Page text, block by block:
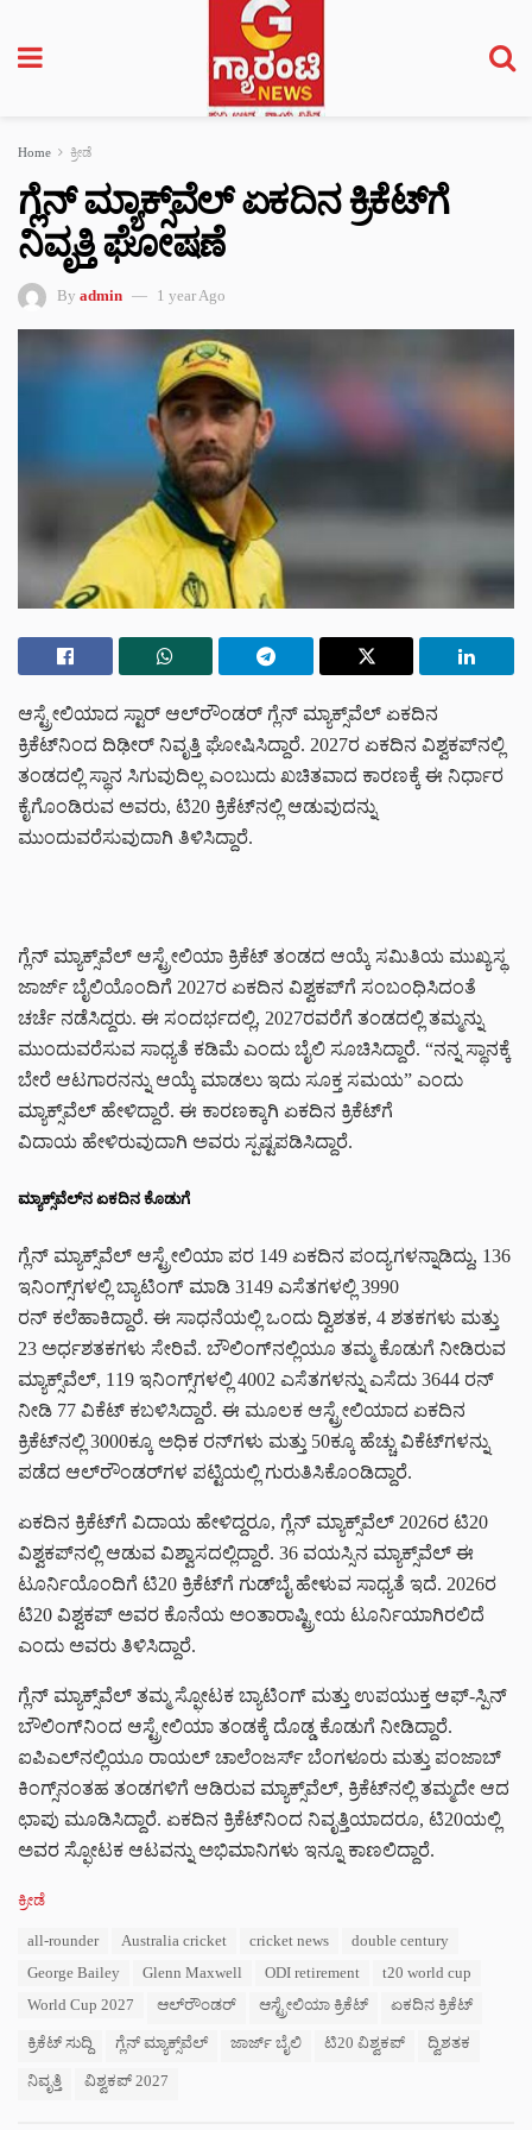
Home ಕ್ರೀಡೆ
ಗ್ಲೆನ್ ಮ್ಯಾಕ್ಸ್‌ವೆಲ್ ಏಕದಿನ ಕ್ರಿಕೆಟ್‌ಗೆ
ನಿವೃತ್ತಿ ಘೋಷಣೆ
By admin 1 year Ago
ಆಸ್ಟ್ರೇಲಿಯಾದ ಸ್ಟಾರ್ ಆಲ್‌ರೌಂಡರ್ ಗ್ಲೆನ್ ಮ್ಯಾಕ್ಸ್‌ವೆಲ್ ಏಕದಿನ
ಕ್ರಿಕೆಟ್‌ನಿಂದ ದಿಢೀರ್ ನಿವೃತ್ತಿ ಘೋಷಿಸಿದ್ದಾರೆ. 2027ರ ಏಕದಿನ ವಿಶ್ವಕಪ್‌ನಲ್ಲಿ
ತಂಡದಲ್ಲಿ ಸ್ಥಾನ ಸಿಗುವುದಿಲ್ಲ ಎಂಬುದು ಖಚಿತವಾದ ಕಾರಣಕ್ಕೆ ಈ ನಿರ್ಧಾರ
ಕೈಗೊಂಡಿರುವ ಅವರು, ಟಿ20 ಕ್ರಿಕೆಟ್‌ನಲ್ಲಿ ಆಡುವುದನ್ನು
ಮುಂದುವರೆಸುವುದಾಗಿ ತಿಳಿಸಿದ್ದಾರೆ.
ಗ್ಲೆನ್ ಮ್ಯಾಕ್ಸ್‌ವೆಲ್ ಆಸ್ಟ್ರೇಲಿಯಾ ಕ್ರಿಕೆಟ್ ತಂಡದ ಆಯ್ಕೆ ಸಮಿತಿಯ ಮುಖ್ಯಸ್ಥ
ಜಾರ್ಜ್ ಬೈಲಿಯೊಂದಿಗೆ 2027ರ ಏಕದಿನ ವಿಶ್ವಕಪ್‌ಗೆ ಸಂಬಂಧಿಸಿದಂತೆ
ಚರ್ಚೆ ನಡೆಸಿದ್ದರು. ಈ ಸಂದರ್ಭದಲ್ಲಿ, 2027ರವರೆಗೆ ತಂಡದಲ್ಲಿ ತಮ್ಮನ್ನು
ಮುಂದುವರೆಸುವ ಸಾಧ್ಯತೆ ಕಡಿಮೆ ಎಂದು ಬೈಲಿ ಸೂಚಿಸಿದ್ದಾರೆ. “ನನ್ನ ಸ್ಥಾನಕ್ಕೆ
ಬೇರೆ ಆಟಗಾರನನ್ನು ಆಯ್ಕೆ ಮಾಡಲು ಇದು ಸೂಕ್ತ ಸಮಯ” ಎಂದು
ಮ್ಯಾಕ್ಸ್‌ವೆಲ್ ಹೇಳಿದ್ದಾರೆ. ಈ ಕಾರಣಕ್ಕಾಗಿ ಏಕದಿನ ಕ್ರಿಕೆಟ್‌ಗೆ
ವಿದಾಯ ಹೇಳಿರುವುದಾಗಿ ಅವರು ಸ್ಪಷ್ಟಪಡಿಸಿದ್ದಾರೆ.
ಮ್ಯಾಕ್ಸ್‌ವೆಲ್‌ನ ಏಕದಿನ ಕೊಡುಗೆ
ಗ್ಲೆನ್ ಮ್ಯಾಕ್ಸ್‌ವೆಲ್ ಆಸ್ಟ್ರೇಲಿಯಾ ಪರ 149 ಏಕದಿನ ಪಂದ್ಯಗಳನ್ನಾಡಿದ್ದು, 136
ಇನಿಂಗ್ಸ್‌ಗಳಲ್ಲಿ ಬ್ಯಾಟಿಂಗ್ ಮಾಡಿ 3149 ಎಸೆತಗಳಲ್ಲಿ 3990
ರನ್‌ ಕಲೆಹಾಕಿದ್ದಾರೆ. ಈ ಸಾಧನೆಯಲ್ಲಿ ಒಂದು ದ್ವಿಶತಕ, 4 ಶತಕಗಳು ಮತ್ತು
23 ಅರ್ಧಶತಕಗಳು ಸೇರಿವೆ. ಬೌಲಿಂಗ್‌ನಲ್ಲಿಯೂ ತಮ್ಮ ಕೊಡುಗೆ ನೀಡಿರುವ
ಮ್ಯಾಕ್ಸ್‌ವೆಲ್, 119 ಇನಿಂಗ್ಸ್‌ಗಳಲ್ಲಿ 4002 ಎಸೆತಗಳನ್ನು ಎಸೆದು 3644 ರನ್‌
ನೀಡಿ 77 ವಿಕೆಟ್‌ ಕಬಳಿಸಿದ್ದಾರೆ. ಈ ಮೂಲಕ ಆಸ್ಟ್ರೇಲಿಯಾದ ಏಕದಿನ
ಕ್ರಿಕೆಟ್‌ನಲ್ಲಿ 3000ಕ್ಕೂ ಅಧಿಕ ರನ್‌ಗಳು ಮತ್ತು 50ಕ್ಕೂ ಹೆಚ್ಚು ವಿಕೆಟ್‌ಗಳನ್ನು
ಪಡೆದ ಆಲ್‌ರೌಂಡರ್‌ಗಳ ಪಟ್ಟಿಯಲ್ಲಿ ಗುರುತಿಸಿಕೊಂಡಿದ್ದಾರೆ.
ಏಕದಿನ ಕ್ರಿಕೆಟ್‌ಗೆ ವಿದಾಯ ಹೇಳಿದ್ದರೂ, ಗ್ಲೆನ್ ಮ್ಯಾಕ್ಸ್‌ವೆಲ್ 2026ರ ಟಿ20
ವಿಶ್ವಕಪ್‌ನಲ್ಲಿ ಆಡುವ ವಿಶ್ವಾಸದಲ್ಲಿದ್ದಾರೆ. 36 ವಯಸ್ಸಿನ ಮ್ಯಾಕ್ಸ್‌ವೆಲ್ ಈ
ಟೂರ್ನಿಯೊಂದಿಗೆ ಟಿ20 ಕ್ರಿಕೆಟ್‌ಗೆ ಗುಡ್‌ಬೈ ಹೇಳುವ ಸಾಧ್ಯತೆ ಇದೆ. 2026ರ
ಟಿ20 ವಿಶ್ವಕಪ್ ಅವರ ಕೊನೆಯ ಅಂತಾರಾಷ್ಟ್ರೀಯ ಟೂರ್ನಿಯಾಗಿರಲಿದೆ
ಎಂದು ಅವರು ತಿಳಿಸಿದ್ದಾರೆ.
ಗ್ಲೆನ್ ಮ್ಯಾಕ್ಸ್‌ವೆಲ್ ತಮ್ಮ ಸ್ಫೋಟಕ ಬ್ಯಾಟಿಂಗ್ ಮತ್ತು ಉಪಯುಕ್ತ ಆಫ್-ಸ್ಪಿನ್
ಬೌಲಿಂಗ್‌ನಿಂದ ಆಸ್ಟ್ರೇಲಿಯಾ ತಂಡಕ್ಕೆ ದೊಡ್ಡ ಕೊಡುಗೆ ನೀಡಿದ್ದಾರೆ.
ಐಪಿಎಲ್‌ನಲ್ಲಿಯೂ ರಾಯಲ್ ಚಾಲೆಂಜರ್ಸ್ ಬೆಂಗಳೂರು ಮತ್ತು ಪಂಜಾಬ್
ಕಿಂಗ್ಸ್‌ನಂತಹ ತಂಡಗಳಿಗೆ ಆಡಿರುವ ಮ್ಯಾಕ್ಸ್‌ವೆಲ್, ಕ್ರಿಕೆಟ್‌ನಲ್ಲಿ ತಮ್ಮದೇ ಆದ
ಛಾಪು ಮೂಡಿಸಿದ್ದಾರೆ. ಏಕದಿನ ಕ್ರಿಕೆಟ್‌ನಿಂದ ನಿವೃತ್ತಿಯಾದರೂ, ಟಿ20ಯಲ್ಲಿ
ಅವರ ಸ್ಫೋಟಕ ಆಟವನ್ನು ಅಭಿಮಾನಿಗಳು ಇನ್ನೂ ಕಾಣಲಿದ್ದಾರೆ.
C
ಕ್ರೀಡೆ
all-rounder Australia cricket cricket news
double century
George Bailey
Glenn Maxwell ODI retirement
t20 world cup
World Cup 2027
ಆಲ್‌ರೌಂಡರ್ ಆಸ್ಟ್ರೇಲಿಯಾ ಕ್ರಿಕೆಟ್ ಏಕದಿನ ಕ್ರಿಕೆಟ್
ಕ್ರಿಕೆಟ್ ಸುದ್ದಿ ಗ್ಲೆನ್ ಮ್ಯಾಕ್ಸ್‌ವೆಲ್ ಜಾರ್ಜ್ ಬೈಲಿ ಟಿ20 ವಿಶ್ವಕಪ್ ದ್ವಿಶತಕ
ನಿವೃತ್ತಿ ವಿಶ್ವಕಪ್ 2027